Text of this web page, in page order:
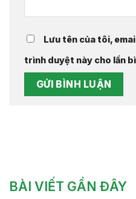
Lưu tên của tôi,
trình duyệt này cho lần
BÀI VIẾT GẦN ĐÂY